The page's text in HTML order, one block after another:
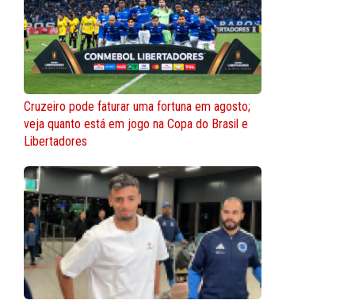
Cruzeiro pode faturar uma fortuna em agosto;
veja quanto está em jogo na Copa do Brasil e
Libertadores